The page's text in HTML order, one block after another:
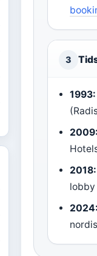
3
1993:
2009:
2018:
lobby
2024: